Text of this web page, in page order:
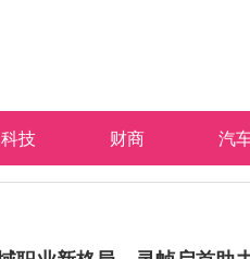
科技 财商 汽